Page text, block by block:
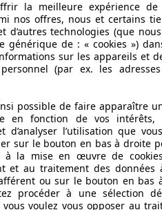
la meilleure expérience de
nos offres, nous et certains
d’autres technologies (que
générique de : « cookies »)
sur les appareils et
(par ex. les
possible de faire apparaître
en fonction de vos intérêts,
d’analyser l’utilisation que
sur le bouton en bas à droite
à la mise en œuvre de
et au traitement des données
ou sur le bouton en bas
procéder à une sélection
vous voulez vous opposer au